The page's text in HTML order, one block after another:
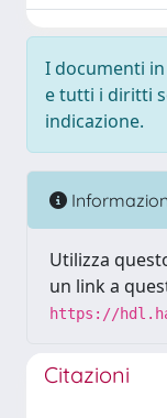
I documenti
e tutti i diritti
indicazione.
Utilizza
un link a
https://
Citazioni